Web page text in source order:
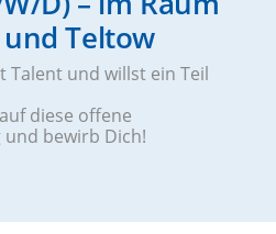
Teltow
und willst ein Teil
diese offene
bewirb Dich!